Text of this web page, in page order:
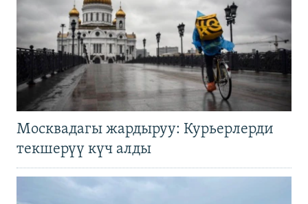
Москвадагы жардыруу: Курьерлерди
текшерүү күч алды